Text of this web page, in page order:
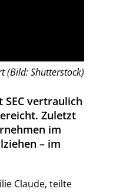
(Bild: Shutterstock)
vertraulich
Zuletzt
im
– im
Claude, teilte